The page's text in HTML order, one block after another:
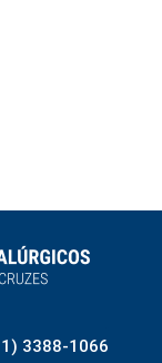
3388-1066